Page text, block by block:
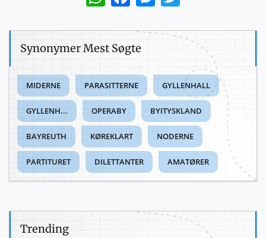
Synonymer Mest Søgte
MIDERNE PARASITTERNE GYLLENHALL
GYLLENH... OPERABY BYITYSKLAND
BAYREUTH KØREKLART NODERNE
PARTITURET DILETTANTER AMATØRER
Trending